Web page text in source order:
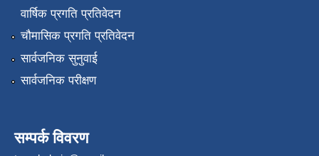
वार्षिक प्रगति प्रतिवेदन
चौमासिक प्रगति प्रतिवेदन
सार्वजनिक सुनुवाई
सार्वजनिक परीक्षण
सम्पर्क विवरण